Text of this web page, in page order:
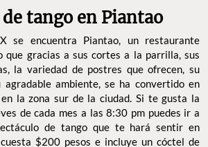
tango en Piantao
se encuentra Piantao, un restaurante
que gracias a sus cortes a la parrilla, sus
la variedad de postres que ofrecen, su
ambiente, se ha convertido en
la zona sur de la ciudad. Si te gusta la
de cada mes a las 8:30 pm puedes ir a
de tango que te hará sentir en
$200 pesos e incluye un cóctel de